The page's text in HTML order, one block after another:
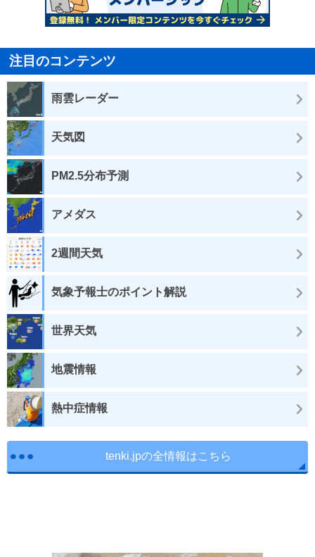
注目のコンテンツ
雨雲レーダー
天気図
PM2.5分布予測
アメダス
2週間天気
気象予報士のポイント解説
世界天気
地震情報
熱中症情報
tenki.jpの全情報はこちら